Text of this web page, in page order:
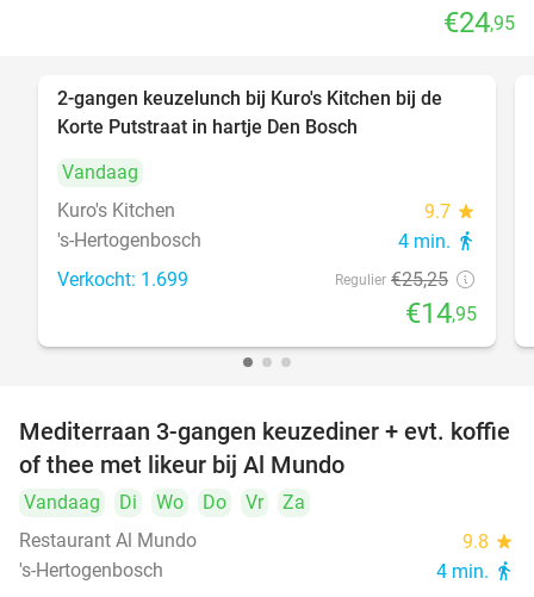
€24,95
2-gangen keuzelunch bij Kuro's Kitchen bij de
Korte Putstraat in hartje Den Bosch
Vandaag
Kuro's Kitchen
9.7 star
's-Hertogenbosch 4 min. directions_walk
Verkocht: 1.699 Regulier €25,25
€14,95
27%
Mediterraan 3-gangen keuzediner + evt. koffie
of thee met likeur bij Al Mundo
Vandaag Di Wo Do Vr
Za
Restaurant Al Mundo
9.8 star
's-Hertogenbosch 4 min. directions_walk